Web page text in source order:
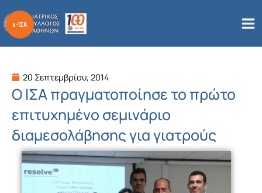
στο
περιεχόμενο
20 Σεπτεμβρίου, 2014
Ο ΙΣΑ πραγματοποίησε το πρώτο
επιτυχημένο σεμινάριο
διαμεσολάβησης για γιατρούς